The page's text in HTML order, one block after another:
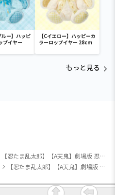
ルー】ハッピ
プイヤー
【Cイエロー】ハッピーカ
ラーロップイヤー 28cm
もっと見る
【忍たま乱太郎】【A天鬼】劇場版 忍たま乱太郎 ドクタケ忍者隊最強の軍師 もちぴこぬいぐるみ 第四弾
【忍たま乱太郎】【A天鬼】劇場版 忍たま乱太郎 ドクタケ忍者隊最強の軍師 もちぴこぬいぐるみ 第四弾